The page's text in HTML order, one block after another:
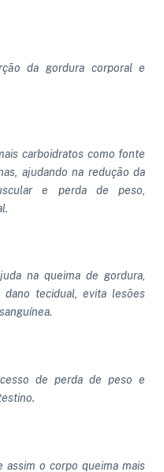
da gordura corporal e
carboidratos como fonte
ajudando na redução da
e perda de peso,
na queima de gordura,
tecidual, evita lesões
de perda de peso e
o corpo queima mais